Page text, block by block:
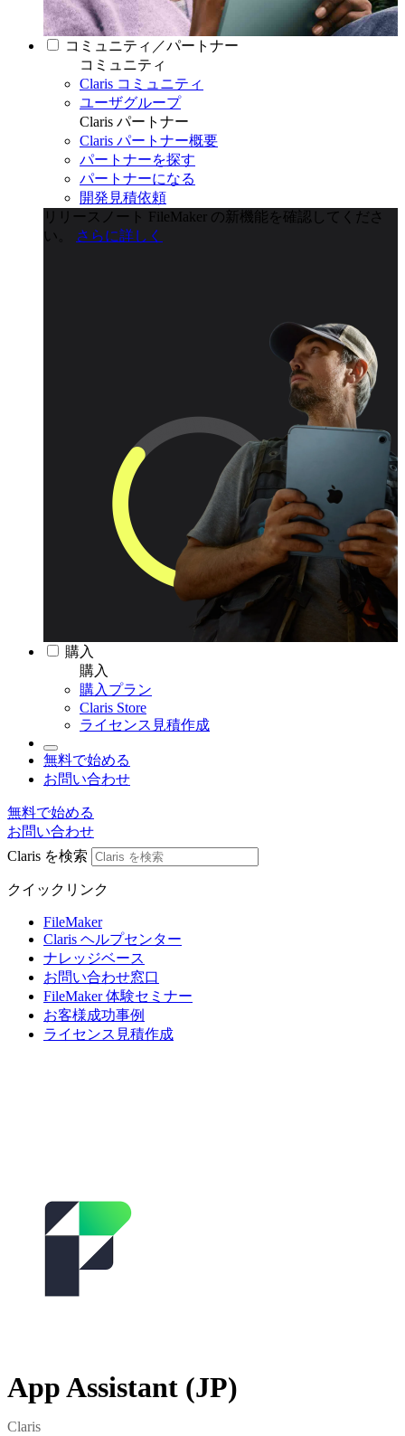
コミュニティ／パートナー
コミュニティ
Claris コミュニティ
ユーザグループ
Claris パートナー
Claris パートナー概要
パートナーを探す
パートナーになる
開発見積依頼
リリースノート
FileMaker の新機能を確認してくださ
い。
さらに詳しく
購入
購入
購入プラン
Claris Store
ライセンス見積作成
無料で始める
お問い合わせ
無料で始める
お問い合わせ
Claris を検索
クイックリンク
FileMaker
Claris ヘルプセンター
ナレッジベース
お問い合わせ窓口
FileMaker 体験セミナー
お客様成功事例
ライセンス見積作成
App Assistant (JP)
Claris